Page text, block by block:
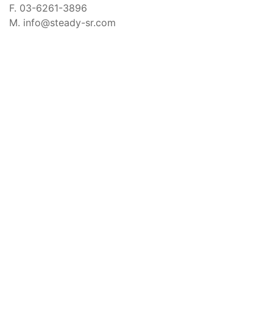
F. 03-6261-3896
M. info@steady-sr.com